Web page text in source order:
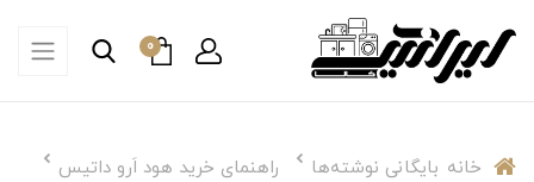
0
خانه بایگانی نوشته‌ها راهنمای خرید هود اَرو داتیس